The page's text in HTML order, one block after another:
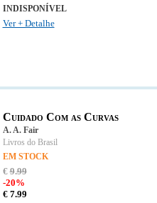
INDISPONÍVEL
Ver + Detalhe
Cuidado Com as Curvas
A. A. Fair
Livros do Brasil
EM STOCK
€9.99
-20%
€ 7.99